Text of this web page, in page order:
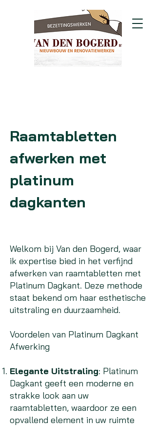
Raamtabletten
afwerken met
platinum
dagkanten
Welkom bij Van den Bogerd, waar
ik expertise bied in het verfijnd
afwerken van raamtabletten met
Platinum Dagkant. Deze methode
staat bekend om haar esthetische
uitstraling en duurzaamheid.
Voordelen van Platinum Dagkant
Afwerking
Elegante Uitstraling: Platinum
Dagkant geeft een moderne en
strakke look aan uw
raamtabletten, waardoor ze een
opvallend element in uw ruimte